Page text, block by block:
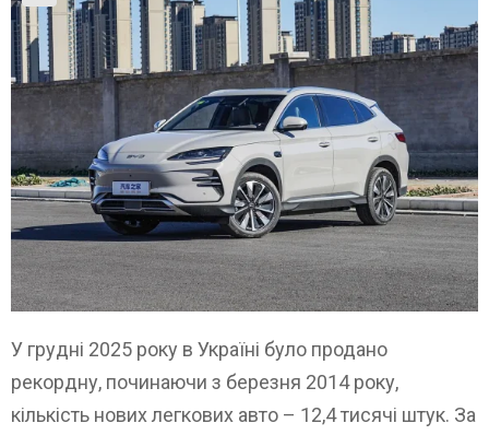
У грудні 2025 року в Україні було продано
рекордну, починаючи з березня 2014 року,
кількість нових легкових авто – 12,4 тисячі штук. За